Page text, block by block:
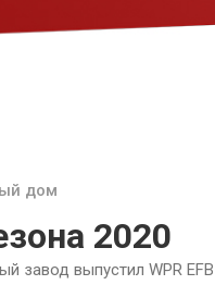
дом
2020
завод выпустил WPR